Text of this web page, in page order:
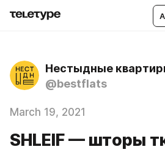
Нестыдные
@bestflats
March 19, 2021
SHLEIF — шторы